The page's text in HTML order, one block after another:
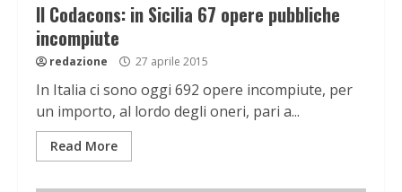
Il Codacons: in Sicilia 67 opere pubbliche
incompiute
redazione 27 aprile 2015
In Italia ci sono oggi 692 opere incompiute, per
un importo, al lordo degli oneri, pari a...
Read More